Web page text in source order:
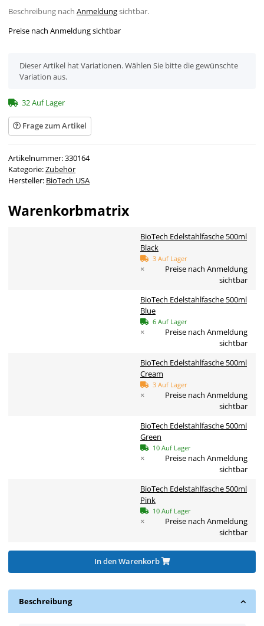
Beschreibung nach Anmeldungsichtbar.
Preise nach Anmeldung sichtbar
x
Dieser Artikel hat Variationen. Wählen Sie bitte die gewünschte
Variation aus.
32 Auf Lager
Frage zum Artikel
Artikelnummer:330164
Kategorie:Zubehör
Hersteller: BioTech USA
Warenkorbmatrix
BioTech Edelstahlfasche 500ml
Black
3 Auf Lager
×
Preise nach Anmeldung
sichtbar
BioTech Edelstahlfasche 500ml
Blue
6 Auf Lager
×
Preise nach Anmeldung
sichtbar
BioTech Edelstahlfasche 500ml
Cream
3 Auf Lager
×
Preise nach Anmeldung
sichtbar
BioTech Edelstahlfasche 500ml
Green
10 Auf Lager
×
Preise nach Anmeldung
sichtbar
BioTech Edelstahlfasche 500ml
Pink
10 Auf Lager
×
Preise nach Anmeldung
sichtbar
In den Warenkorb
Beschreibung